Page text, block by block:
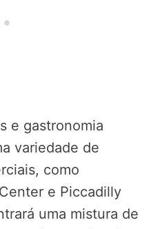
e gastronomia
variedade de
como
e Piccadilly
uma mistura de